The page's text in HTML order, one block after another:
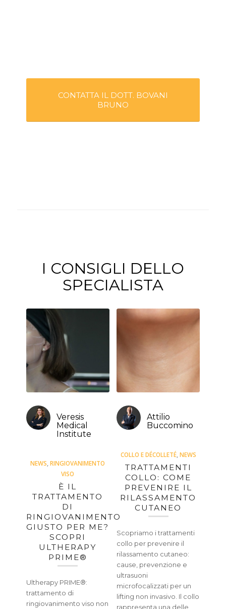
CONTATTA IL DOTT. BOVANI
BRUNO
I CONSIGLI DELLO
SPECIALISTA
Veresis
Medical
Institute
NEWS ,RINGIOVANIMENTO
VISO
È IL
TRATTAMENTO
DI
RINGIOVANIMENTO
GIUSTO PER ME?
SCOPRI
ULTHERAPY
PRIME®
Ultherapy PRIME®:
trattamento di
ringiovanimento viso non
Attilio
Buccomino
COLLO E DÉCOLLETÉ, NEWS
TRATTAMENTI
COLLO: COME
PREVENIRE IL
RILASSAMENTO
CUTANEO
Scopriamo i trattamenti
collo per prevenire il
rilassamento cutaneo:
cause, prevenzione e
ultrasuoni
microfocalizzati per un
lifting non invasivo. Il collo
rappresenta una delle